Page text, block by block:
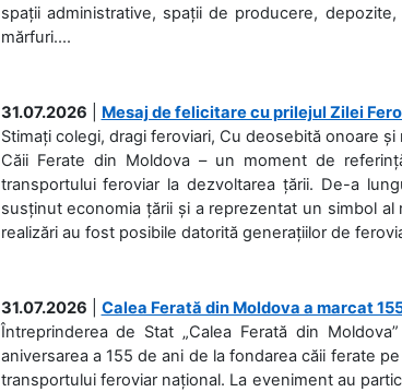
spații administrative, spații de producere,
mărfuri....
31.07.2026
Mesaj de felicitare cu prilejul Zilei
Stimați colegi, dragi feroviari, Cu deosebită onoare
Căii Ferate din Moldova – un moment de
transportului feroviar la dezvoltarea țării. De-a
susținut economia țării și a reprezentat un simbol
realizări au fost posibile datorită generațiilor de
31.07.2026
Calea Ferată din Moldova a marcat
Întreprinderea de Stat „Calea Ferată din
aniversarea a 155 de ani de la fondarea căii ferate
transportului feroviar național. La eveniment au